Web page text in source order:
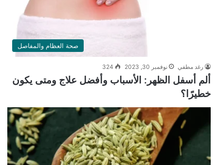
صحة العظام والمفاصل
رغد مطفي نوفمبر 30, 2023 324
ألم أسفل الظهر: الأسباب وأفضل علاج ومتى يكون
خطيرًا؟